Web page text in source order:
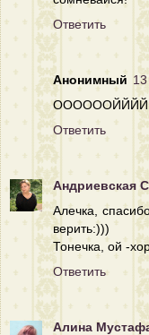
Ответить
Анонимный
Ответить
Андриевская
Алечка,
верить:)))
Тонечка, ой -
Ответить
Алина